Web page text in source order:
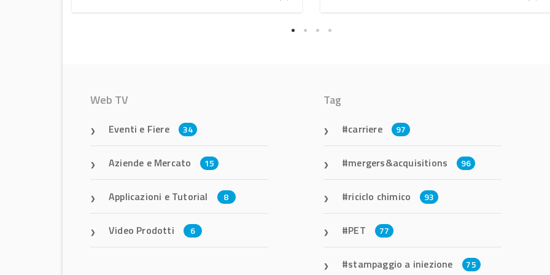
Web TV
Eventi e Fiere 34
Aziende e Mercato 15
Applicazioni e Tutorial 8
Video Prodotti 6
Tag
carriere 97
mergers&acquisitions 96
riciclo chimico 93
PET 77
stampaggio a iniezione 75